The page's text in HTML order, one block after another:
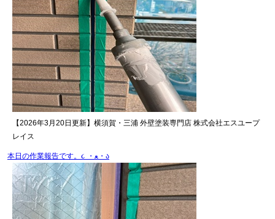
【2026年3月20日更新】横須賀・三浦 外壁塗装専門店 株式会社エスユープ
レイス
本日の作業報告です。૮ ・ﻌ・ა